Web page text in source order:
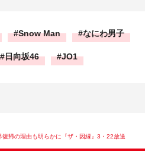
Snow Man なにわ男子
日向坂46 JO1
帰の理由も明らかに『ザ・因縁』3・22放送